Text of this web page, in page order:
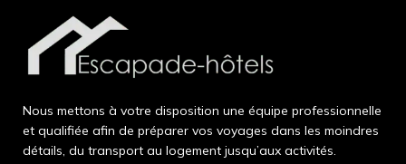
Nous mettons à votre disposition une équipe professionnelle
et qualifiée afin de préparer vos voyages dans les moindres
détails, du transport au logement jusqu’aux activités.